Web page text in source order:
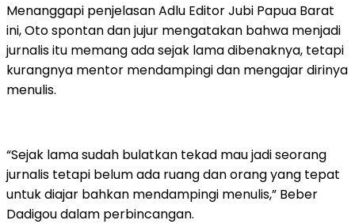
Menanggapi penjelasan Adlu Editor Jubi Papua Barat
ini, Oto spontan dan jujur mengatakan bahwa menjadi
jurnalis itu memang ada sejak lama dibenaknya, tetapi
kurangnya mentor mendampingi dan mengajar dirinya
menulis.
“Sejak lama sudah bulatkan tekad mau jadi seorang
jurnalis tetapi belum ada ruang dan orang yang tepat
untuk diajar bahkan mendampingi menulis,” Beber
Dadigou dalam perbincangan.